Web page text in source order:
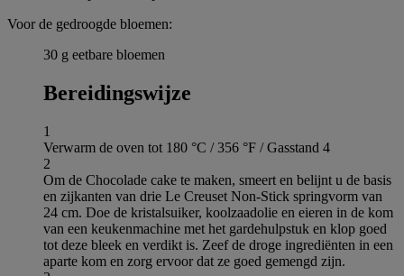
Voor de gedroogde bloemen:
30 g eetbare bloemen
Bereidingswijze
1
Verwarm de oven tot 180 °C / 356 °F / Gasstand 4
2
Om de Chocolade cake te maken, smeert en belijnt u de basis
en zijkanten van drie Le Creuset Non-Stick springvorm van
24 cm. Doe de kristalsuiker, koolzaadolie en eieren in de kom
van een keukenmachine met het gardehulpstuk en klop goed
tot deze bleek en verdikt is. Zeef de droge ingrediënten in een
aparte kom en zorg ervoor dat ze goed gemengd zijn.